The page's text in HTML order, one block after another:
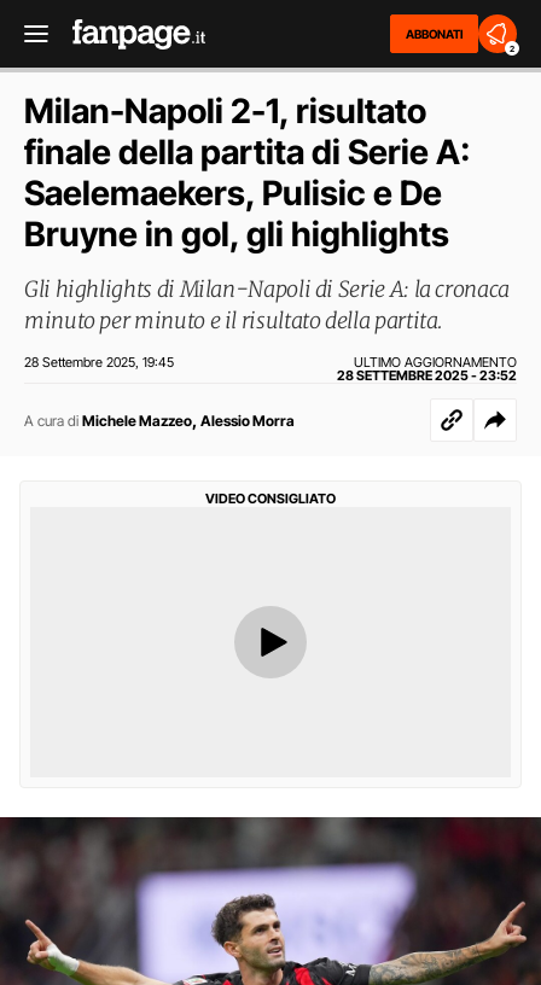
ABBONATI
2
Milan-Napoli 2-1, risultato
finale della partita di Serie A:
Saelemaekers, Pulisic e De
Bruyne in gol, gli highlights
Gli highlights di Milan-Napoli di Serie A: la cronaca
minuto per minuto e il risultato della partita.
28 Settembre 2025 19:45 ULTIMO AGGIORNAMENTO
28 SETTEMBRE 2025 - 23:52
A cura di Michele Mazzeo, Alessio Morra
VIDEO CONSIGLIATO